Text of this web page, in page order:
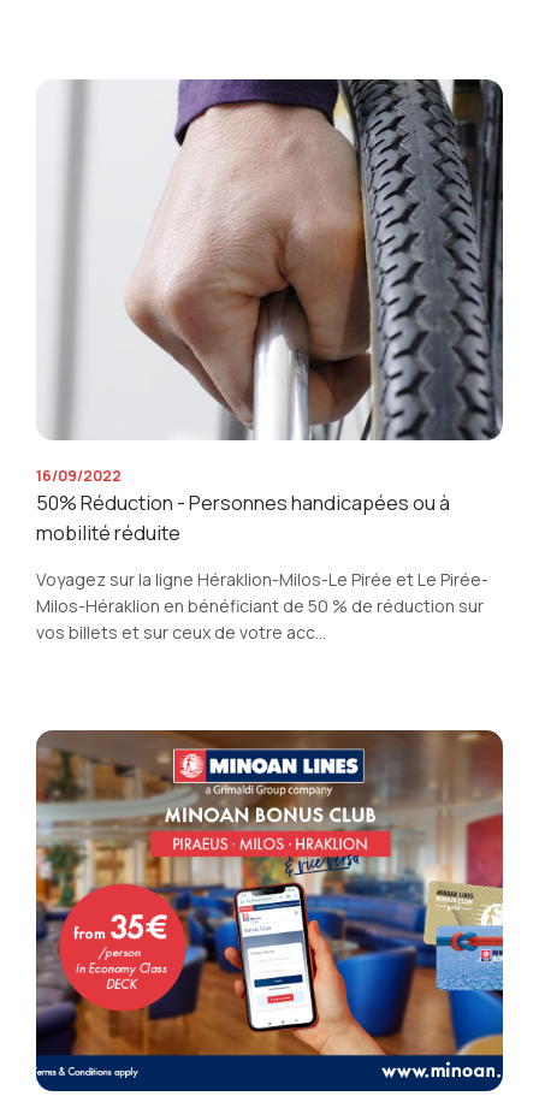
16/09/2022
50% Réduction - Personnes handicapées ou à
mobilité réduite
Voyagez sur la ligne Héraklion-Milos-Le Pirée et Le Pirée-
Milos-Héraklion en bénéficiant de 50 % de réduction sur
vos billets et sur ceux de votre acc...